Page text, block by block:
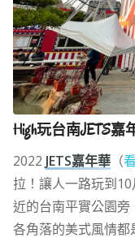
High玩台南JETS嘉
2022 JETS嘉年華（
拉！讓人一路玩到
近的台南平實公園旁
各角落的美式風情